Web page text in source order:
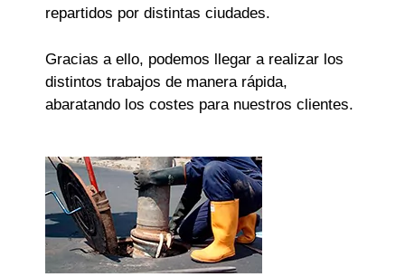
repartidos por distintas ciudades.
Gracias a ello, podemos llegar a realizar los
distintos trabajos de manera rápida,
abaratando los costes para nuestros clientes.